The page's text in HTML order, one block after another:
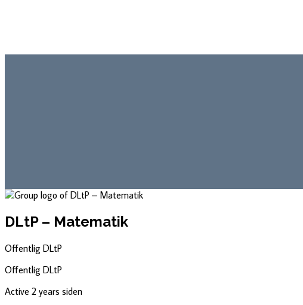
DLtP – Matematik
Offentlig DLtP
Offentlig DLtP
Active 2 years siden